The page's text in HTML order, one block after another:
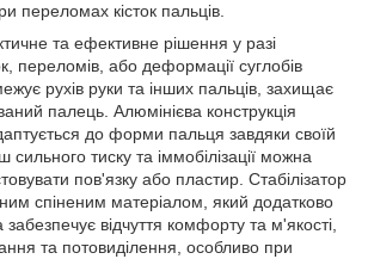
переломах кісток пальців.
та ефективне рішення у разі
переломів, або деформації суглобів
рухів руки та інших пальців, захищає
палець. Алюмінієва конструкція
до форми пальця завдяки своїй
сильного тиску та іммобілізації можна
пов'язку або пластир. Стабілізатор
спіненим матеріалом, який додатково
відчуття комфорту та м'якості,
та потовиділення, особливо при